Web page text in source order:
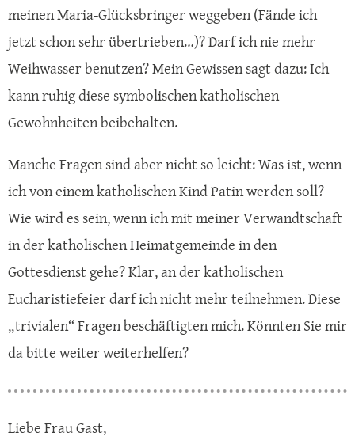
meinen Maria-Glücksbringer weggeben (Fände ich
jetzt schon sehr übertrieben…)? Darf ich nie mehr
Weihwasser benutzen? Mein Gewissen sagt dazu: Ich
kann ruhig diese symbolischen katholischen
Gewohnheiten beibehalten.
Manche Fragen sind aber nicht so leicht: Was ist, wenn
ich von einem katholischen Kind Patin werden soll?
Wie wird es sein, wenn ich mit meiner Verwandtschaft
in der katholischen Heimatgemeinde in den
Gottesdienst gehe? Klar, an der katholischen
Eucharistiefeier darf ich nicht mehr teilnehmen. Diese
„trivialen“ Fragen beschäftigten mich. Könnten Sie mir
da bitte weiter weiterhelfen?
Liebe Frau Gast,